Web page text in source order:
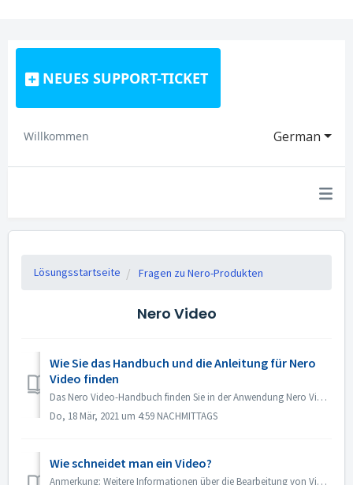
NEUES SUPPORT-TICKET
German
Willkommen
Lösungsstartseite Fragen zu Nero-Produkten
Nero Video
Wie Sie das Handbuch und die Anleitung für Nero
Video finden
Das Nero Video-Handbuch finden Sie in der Anwendung Nero Video. Öffnen Sie Nero Video, klicken Sie auf KnowHow in der oberen rechten Ecke. Klicken Sie im Dr...
Do, 18 Mär, 2021 um 4:59 NACHMITTAGS
Wie schneidet man ein Video?
Anmerkung: Weitere Informationen über die Bearbeitung von Videos finden Sie unter folgendem Link: Videos bearbeiten Folgen Sie dem unten stehenden Link, um...